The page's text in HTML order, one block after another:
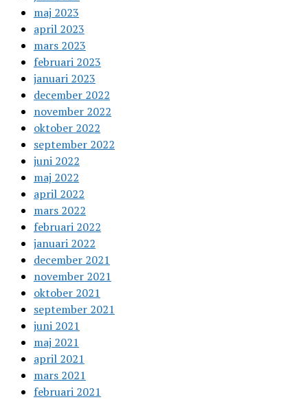
maj 2023
april 2023
mars 2023
februari 2023
januari 2023
december 2022
november 2022
oktober 2022
september 2022
juni 2022
maj 2022
april 2022
mars 2022
februari 2022
januari 2022
december 2021
november 2021
oktober 2021
september 2021
juni 2021
maj 2021
april 2021
mars 2021
februari 2021